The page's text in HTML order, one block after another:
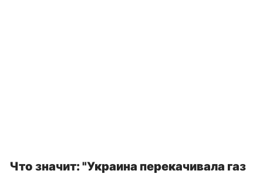
Что значит: "Украина перекачивала газ